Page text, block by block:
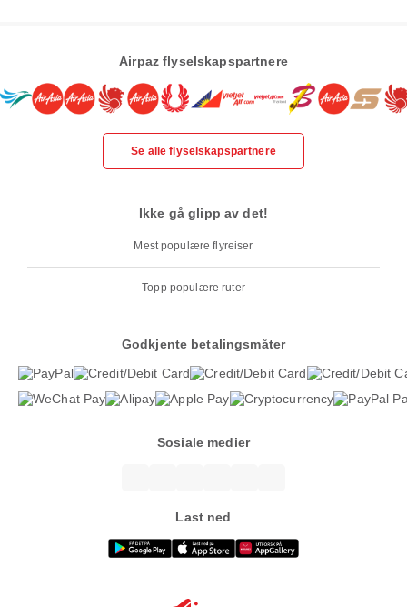
Airpaz flyselskapspartnere
Se alle flyselskapspartnere
Ikke gå glipp av det!
Mest populære flyreiser
Topp populære ruter
Godkjente betalingsmåter
Sosiale medier
Last ned